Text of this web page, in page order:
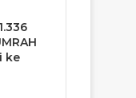
ke